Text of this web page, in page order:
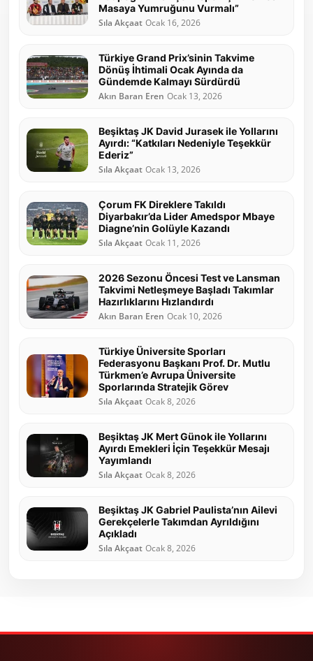
Masaya Yumruğunu Vurmalı”
Sıla Akçaat Ocak 16, 2026
Türkiye Grand Prix’sinin Takvime
Dönüş İhtimali Ocak Ayında da
Gündemde Kalmayı Sürdürdü
Akın Baran Eren Ocak 13, 2026
Beşiktaş JK David Jurasek ile Yollarını
Ayırdı: “Katkıları Nedeniyle Teşekkür
Ederiz”
Sıla Akçaat Ocak 13, 2026
Çorum FK Direklere Takıldı
Diyarbakır’da Lider Amedspor Mbaye
Diagne’nin Golüyle Kazandı
Sıla Akçaat Ocak 11, 2026
2026 Sezonu Öncesi Test ve Lansman
Takvimi Netleşmeye Başladı Takımlar
Hazırlıklarını Hızlandırdı
Akın Baran Eren Ocak 10, 2026
Türkiye Üniversite Sporları
Federasyonu Başkanı Prof. Dr. Mutlu
Türkmen’e Avrupa Üniversite
Sporlarında Stratejik Görev
Sıla Akçaat Ocak 8, 2026
Beşiktaş JK Mert Günok ile Yollarını
Ayırdı Emekleri İçin Teşekkür Mesajı
Yayımlandı
Sıla Akçaat Ocak 8, 2026
Beşiktaş JK Gabriel Paulista’nın Ailevi
Gerekçelerle Takımdan Ayrıldığını
Açıkladı
Sıla Akçaat Ocak 8, 2026